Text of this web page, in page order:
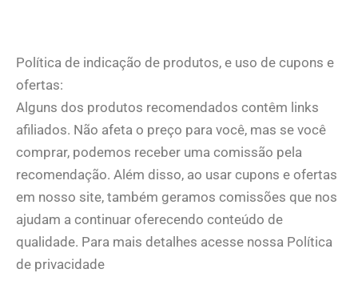
Política de indicação de produtos, e uso de cupons e
ofertas:
Alguns dos produtos recomendados contêm links
afiliados. Não afeta o preço para você, mas se você
comprar, podemos receber uma comissão pela
recomendação. Além disso, ao usar cupons e ofertas
em nosso site, também geramos comissões que nos
ajudam a continuar oferecendo conteúdo de
qualidade. Para mais detalhes acesse nossa Política
de privacidade